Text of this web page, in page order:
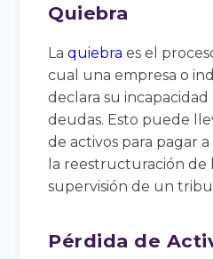
Quiebra
Laquiebra es el
cual una empresa o
declara su incapacidad
deudas. Esto puede
de activos para pagar
la reestructuración de
supervisión de un
Pérdida de